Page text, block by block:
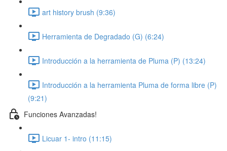
art history brush (9:36)
Herramienta de Degradado (G) (6:24)
Introducción a la herramienta de Pluma (P) (13:24)
Introducción a la herramienta Pluma de forma libre (P)
(9:21)
Funciones Avanzadas!
Licuar 1- intro (11:15)